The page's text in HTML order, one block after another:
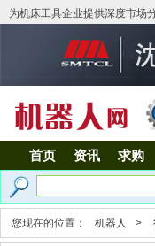
为机床工具企业提供深
首页 资讯 求购
您现在的位置： 机器人 >